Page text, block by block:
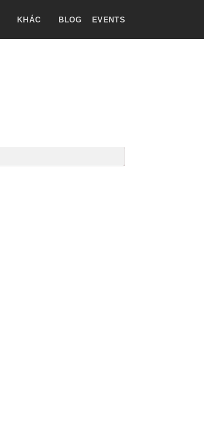
KHÁC BLOG EVENTS